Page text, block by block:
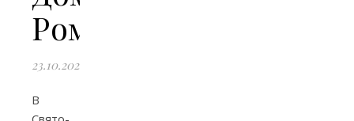
Романовых»
23.10.2024
В